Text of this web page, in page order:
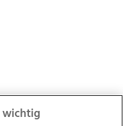
wichtig